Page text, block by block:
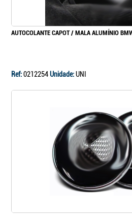
AUTOCOLANTE CAPOT / MALA ALUMÍNIO
Ref:0212254Unidade:UNI